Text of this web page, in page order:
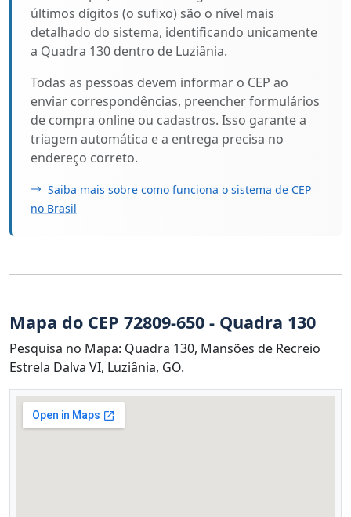
últimos dígitos (o sufixo) são o nível mais
detalhado do sistema, identificando unicamente
a Quadra 130 dentro de Luziânia.
Todas as pessoas devem informar o CEP ao
enviar correspondências, preencher formulários
de compra online ou cadastros. Isso garante a
triagem automática e a entrega precisa no
endereço correto.
Saiba mais sobre como funciona o sistema de CEP
no Brasil
Mapa do CEP 72809-650 - Quadra 130
Pesquisa no Mapa: Quadra 130, Mansões de Recreio
Estrela Dalva VI, Luziânia, GO.